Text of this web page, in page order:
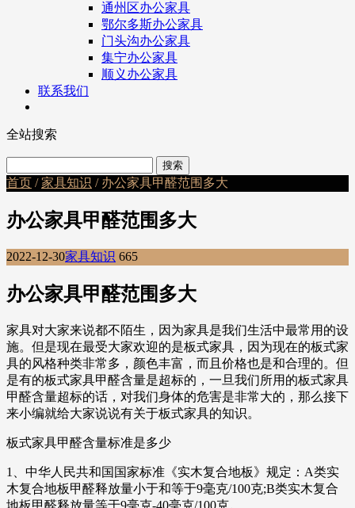
通州区办公家具
鄂尔多斯办公家具
门头沟办公家具
集宁办公家具
顺义办公家具
联系我们
全站搜索
首页 /家具知识 / 办公家具甲醛范围多大
办公家具甲醛范围多大
2022-12-30家具知识 665
办公家具甲醛范围多大
家具对大家来说都不陌生，因为家具是我们生活中最常用的设
施。但是现在最受大家欢迎的是板式家具，因为现在的板式家
具的风格种类非常多，颜色丰富，而且价格也是和合理的。但
是有的板式家具甲醛含量是超标的，一旦我们所用的板式家具
甲醛含量超标的话，对我们身体的危害是非常大的，那么接下
来小编就给大家说说有关于板式家具的知识。
板式家具甲醛含量标准是多少
1、中华人民共和国国家标准《实木复合地板》规定：A类实
木复合地板甲醛释放量小于和等于9毫克/100克;B类实木复合
地板甲醛释放量等于9毫克-40毫克/100克。